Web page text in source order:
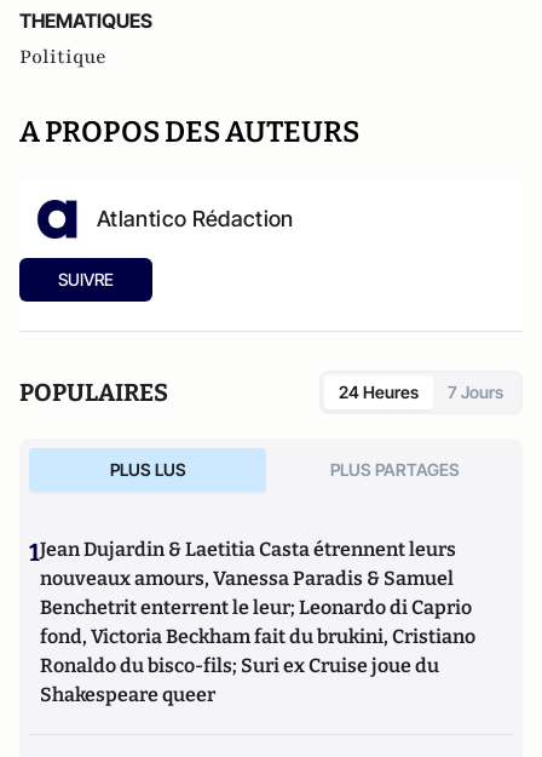
THEMATIQUES
Politique
A PROPOS DES AUTEURS
Atlantico Rédaction
SUIVRE
POPULAIRES 24 Heures 7 Jours
PLUS LUS PLUS PARTAGES
1Jean Dujardin & Laetitia Casta étrennent leurs
nouveaux amours, Vanessa Paradis & Samuel
Benchetrit enterrent le leur; Leonardo di Caprio
fond, Victoria Beckham fait du brukini, Cristiano
Ronaldo du bisco-fils; Suri ex Cruise joue du
Shakespeare queer